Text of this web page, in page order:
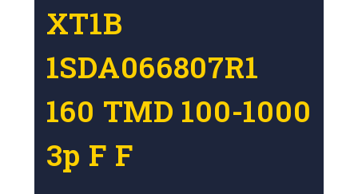
XT1B
1SDA066807R1
160 TMD 100-1000
3p F F